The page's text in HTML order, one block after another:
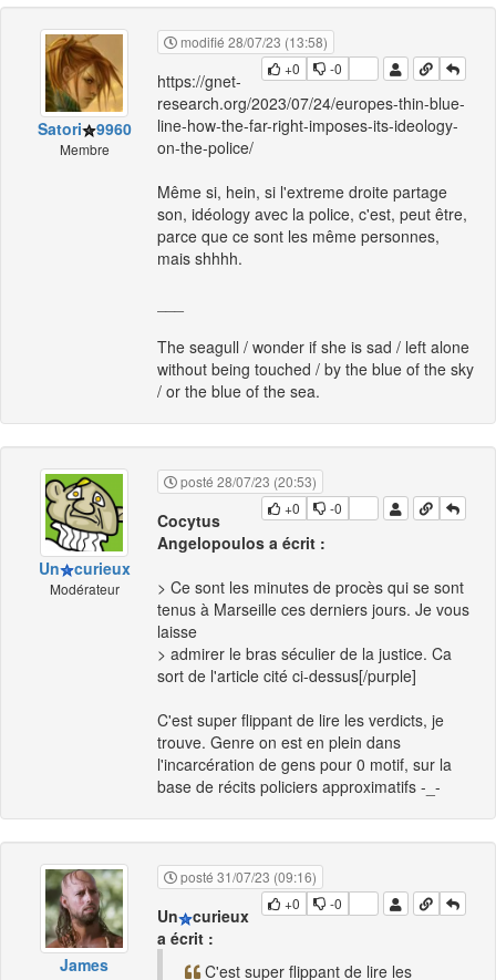
Satori 9960
Membre
modifié 28/07/23 (13:58)
+0
-0
https://gnet-
research.org/2023/07/24/europes-thin-blue-
line-how-the-far-right-imposes-its-ideology-
on-the-police/
Même si, hein, si l'extreme droite partage
son, idéology avec la police, c'est, peut être,
parce que ce sont les même personnes,
mais shhhh.
The seagull / wonder if she is sad / left alone
without being touched / by the blue of the sky
/ or the blue of the sea.
Un curieux
Modérateur
posté 28/07/23 (20:53)
+0
-0
Cocytus
Angelopoulos a écrit :
> Ce sont les minutes de procès qui se sont
tenus à Marseille ces derniers jours. Je vous
laisse
> admirer le bras séculier de la justice. Ca
sort de l'article cité ci-dessus[/purple]
C'est super flippant de lire les verdicts, je
trouve. Genre on est en plein dans
l'incarcération de gens pour 0 motif, sur la
base de récits policiers approximatifs -_-
James
posté 31/07/23 (09:16)
+0
-0
Un
curieux
a écrit :
C'est super flippant de lire les